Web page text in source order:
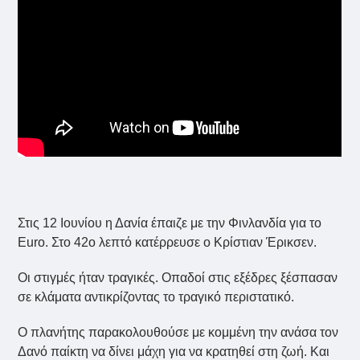
Στις 12 Ιουνίου η Δανία έπαιζε με την Φινλανδία για το
Euro. Στο 42ο λεπτό κατέρρευσε ο Κρίστιαν Έρικσεν.
Οι στιγμές ήταν τραγικές. Οπαδοί στις εξέδρες ξέσπασαν
σε κλάματα αντικρίζοντας το τραγικό περιστατικό.
Ο πλανήτης παρακολουθούσε με κομμένη την ανάσα τον
Δανό παίκτη να δίνει μάχη για να κρατηθεί στη ζωή. Και